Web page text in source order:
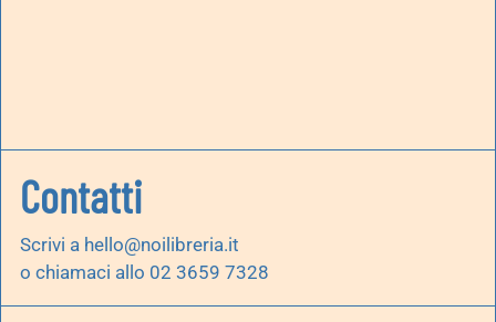
Contatti
Scrivi a hello@noilibreria.it
o chiamaci allo 02 3659 7328